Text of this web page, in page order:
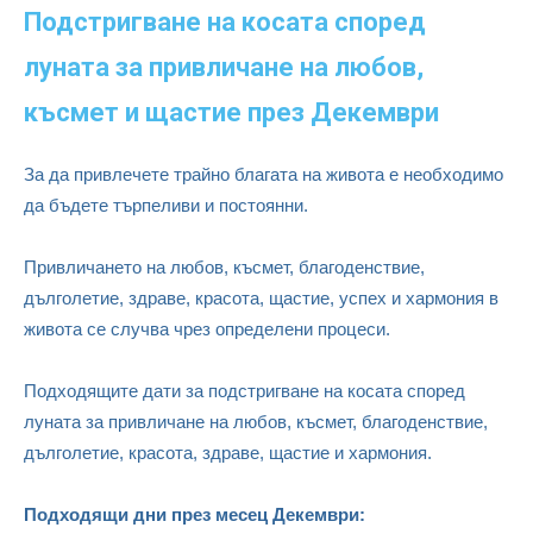
Подстригване на косата според
луната за привличане на любов,
късмет и щастие през Декември
За да привлечете трайно благата на живота е необходимо
да бъдете търпеливи и постоянни.
Привличането на любов, късмет, благоденствие,
дълголетие, здраве, красота, щастие, успех и хармония в
живота се случва чрез определени процеси.
Подходящите дати за подстригване на косата според
луната за привличане на любов, късмет, благоденствие,
дълголетие, красота, здраве, щастие и хармония.
Подходящи дни през месец Декември: